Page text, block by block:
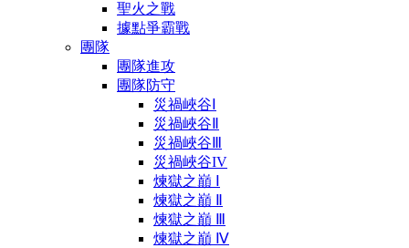
聖火之戰
據點爭霸戰
團隊
團隊進攻
團隊防守
災禍峽谷Ⅰ
災禍峽谷Ⅱ
災禍峽谷Ⅲ
災禍峽谷IV
煉獄之巔 Ⅰ
煉獄之巔 Ⅱ
煉獄之巔 Ⅲ
煉獄之巔 Ⅳ